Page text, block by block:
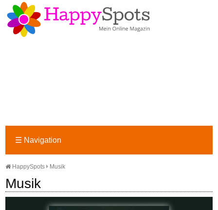
☰ Navigation
HappySpots Musik
Musik